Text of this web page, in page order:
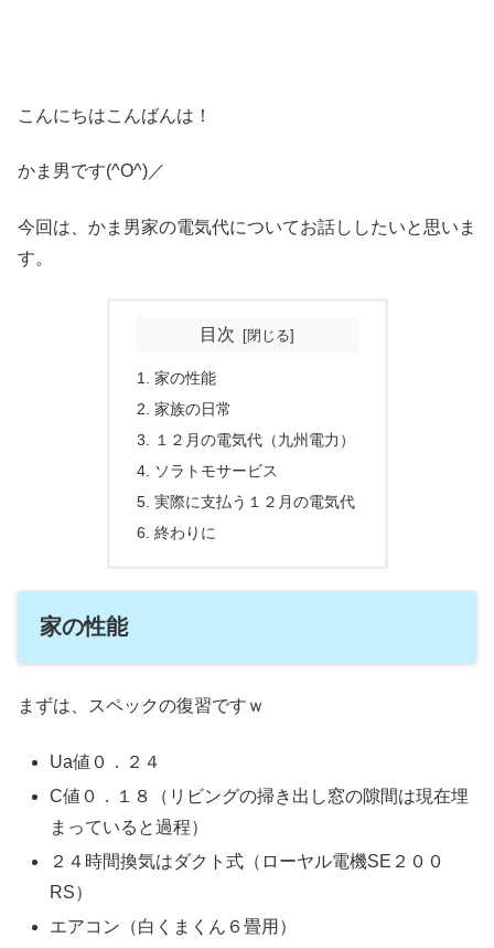
こんにちはこんばんは！
かま男です(^O^)／
今回は、かま男家の電気代についてお話ししたいと思いま
す。
目次
家の性能
家族の日常
１２月の電気代（九州電力）
ソラトモサービス
実際に支払う１２月の電気代
終わりに
家の性能
まずは、スペックの復習ですｗ
Ua値０．２４
C値０．１８（リビングの掃き出し窓の隙間は現在埋
まっていると過程）
２４時間換気はダクト式（ローヤル電機SE２００
RS）
エアコン（白くまくん６畳用）